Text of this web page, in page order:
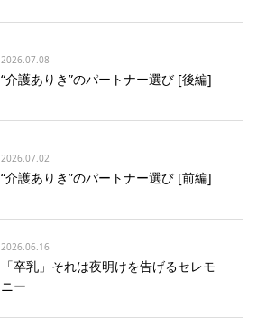
2026.07.08
“介護ありき”のパートナー選び [後編]
2026.07.02
“介護ありき”のパートナー選び [前編]
2026.06.16
「卒乳」それは夜明けを告げるセレモ
ニー